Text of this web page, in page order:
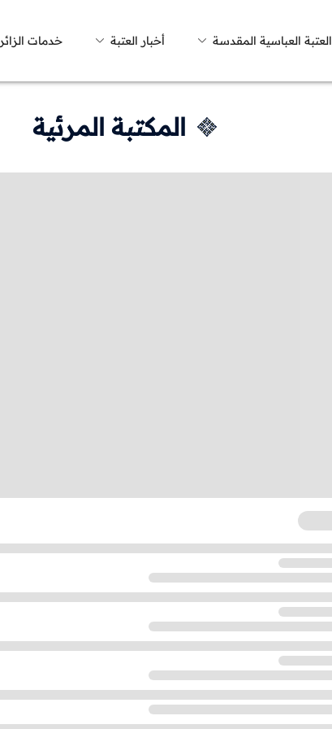
العتبة العباسية المقدسة أخبار العتبة خدمات الزائر
المكتبة المرئية